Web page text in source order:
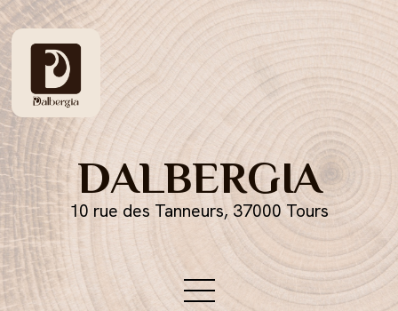
DALBERGIA
10 rue des Tanneurs, 37000 Tours